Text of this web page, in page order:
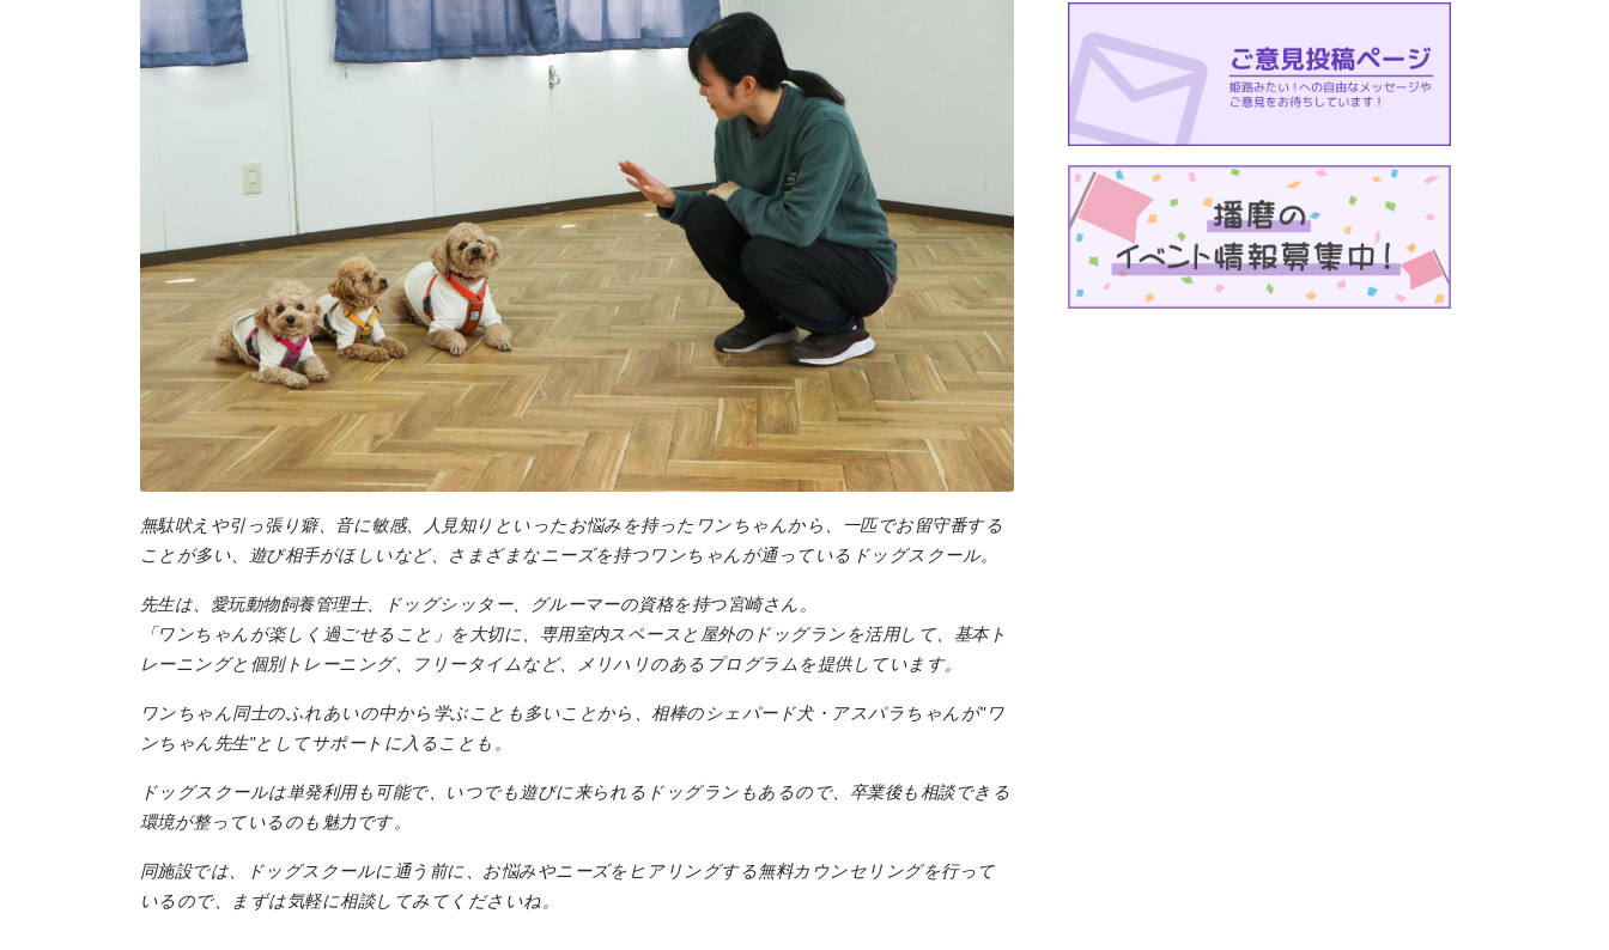
トップページ
Top page
特集
Featured
イベント
Events
まるはり 雑誌・デジタルブック
Digital books
地場産品/ツクリビト
Local products
エリア特集
Travel
無駄吠えや引っ張り癖、音に敏感、人見知りといったお悩みを持ったワンちゃんから、一匹でお留守番する
ことが多い、遊び相手がほしいなど、さまざまなニーズを持つワンちゃんが通っているドッグスクール。
先生は、愛玩動物飼養管理士、ドッグシッター、グルーマーの資格を持つ宮崎さん。
「ワンちゃんが楽しく過ごせること」を大切に、専用室内スペースと屋外のドッグランを活用して、基本ト
レーニングと個別トレーニング、フリータイムなど、メリハリのあるプログラムを提供しています。
ワンちゃん同士のふれあいの中から学ぶことも多いことから、相棒のシェパード犬・アスパラちゃんが"ワ
ンちゃん先生"としてサポートに入ることも。
ドッグスクールは単発利用も可能で、いつでも遊びに来られるドッグランもあるので、卒業後も相談できる
環境が整っているのも魅力です。
同施設では、ドッグスクールに通う前に、お悩みやニーズをヒアリングする無料カウンセリングを行って
いるので、まずは気軽に相談してみてくださいね。